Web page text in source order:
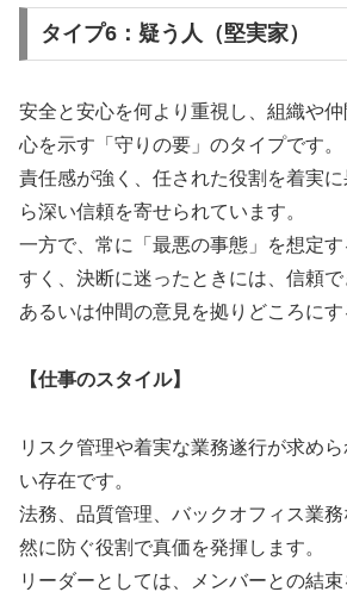
タイプ6：疑う人（堅実家）
安全と安心を何より重視し、組織や
心を示す「守りの要」のタイプです。
責任感が強く、任された役割を着実
ら深い信頼を寄せられています。
一方で、常に「最悪の事態」を想定
すく、決断に迷ったときには、信頼で
あるいは仲間の意見を拠りどころにす
【仕事のスタイル】
リスク管理や着実な業務遂行が求め
い存在です。
法務、品質管理、バックオフィス業
然に防ぐ役割で真価を発揮します。
リーダーとしては、メンバーとの結